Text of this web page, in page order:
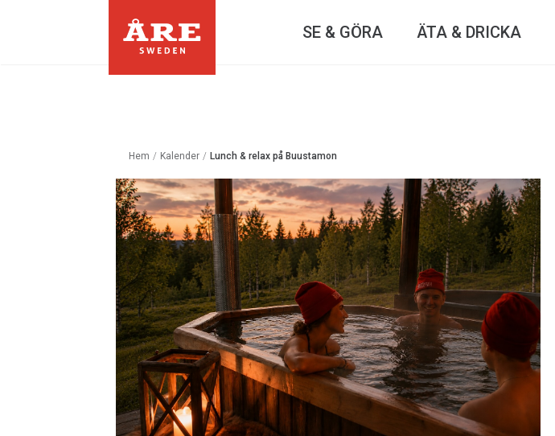
SE & GÖRA ÄTA & DRICKA
Hem / Kalender / Lunch & relax på Buustamon